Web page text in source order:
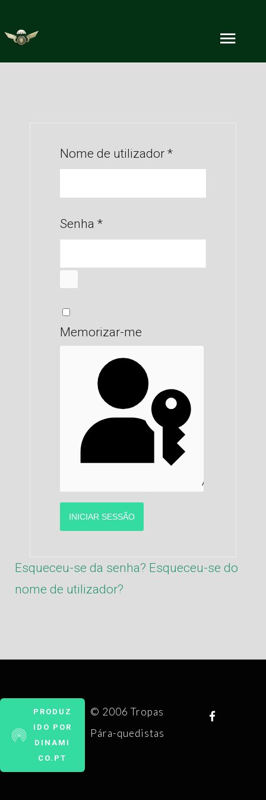
Nome de utilizador *
Senha *
Memorizar-me
AUTENTICAR
INICIAR SESSÃO
Esqueceu-se da senha? Esqueceu-se do
nome de utilizador?
PRODUZ
IDO POR
DINAMI
CO.PT
© 2006 Tropas
Pára-quedistas